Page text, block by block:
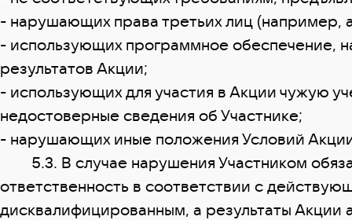
- нарушающих права третьих лиц (например,
- использующих программное
результатов Акции;
- использующих для участия в Акции чужую
недостоверные сведения об Участнике;
- нарушающих иные положения Условий
5.3. В случае нарушения Участником
ответственность в соответствии с
дисквалифицированным, а результаты Акции